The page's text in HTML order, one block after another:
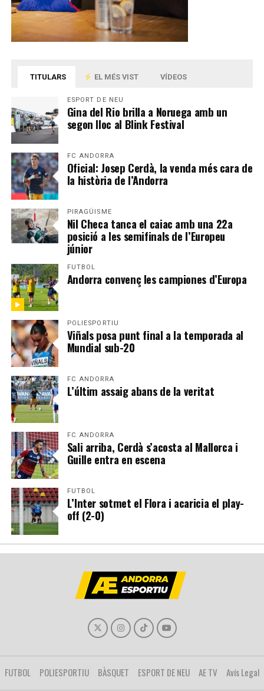
TITULARS EL MÉS VIST VÍDEOS
ESPORT DE NEU
Gina del Rio brilla a Noruega amb un
segon lloc al Blink Festival
FC ANDORRA
Oficial: Josep Cerdà, la venda més cara de
la història de l’Andorra
PIRAGÜISME
Nil Checa tanca el caiac amb una 22a
posició a les semifinals de l’Europeu
júnior
FUTBOL
Andorra convenç les campiones d’Europa
POLIESPORTIU
Viñals posa punt final a la temporada al
Mundial sub-20
FC ANDORRA
L’últim assaig abans de la veritat
FC ANDORRA
Sali arriba, Cerdà s’acosta al Mallorca i
Guille entra en escena
FUTBOL
L’Inter sotmet el Flora i acaricia el play-
off (2-0)
FUTBOL POLIESPORTIU BÀSQUET ESPORT DE NEU AE TV Avís Legal